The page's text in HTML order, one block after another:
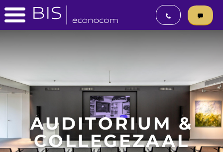
AUDITORIUM &
COLLEGEZAAL